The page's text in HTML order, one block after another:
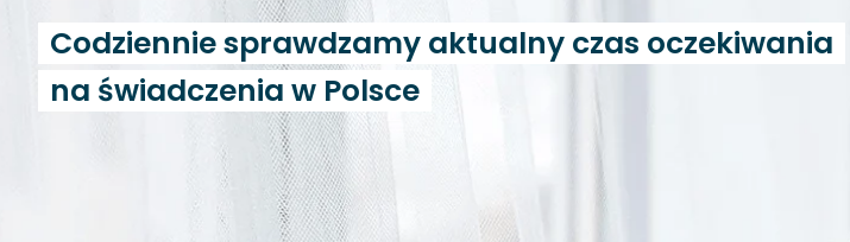
Codziennie sprawdzamy aktualny czas oczekiwania
na świadczenia w Polsce